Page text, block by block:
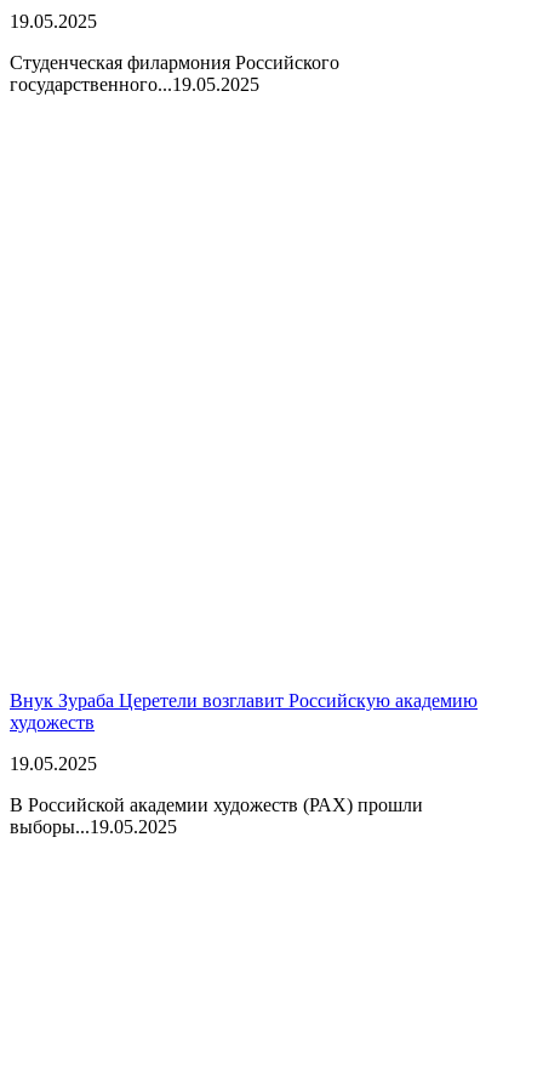
19.05.2025
Студенческая филармония Российского
государственного...19.05.2025
Внук Зураба Церетели возглавит Российскую академию
художеств
19.05.2025
В Российской академии художеств (РАХ) прошли
выборы...19.05.2025